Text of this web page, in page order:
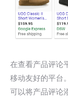
在查看产品评论
移动友好的平台
可以将产品评论